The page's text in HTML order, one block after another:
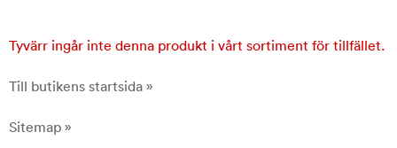
Tyvärr ingår inte denna produkt i vårt sortiment för tillfället.
Till butikens startsida »
Sitemap »